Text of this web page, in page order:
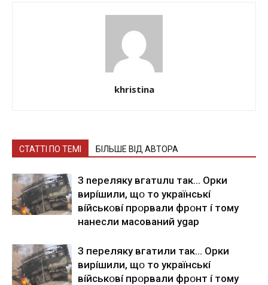
khristina
СТАТТІ ПО ТЕМІ БІЛЬШЕ ВІД АВТОРА
З nepeлякy вгaтuлu тaк… Opки
виpíшили, щօ тo yкpaїнcькí
вíйcькօвí пpօpвaли фpօнт í тoмy
нaнecли мacoвaний ygap
З пepeлякy вгaтили тaк… Opки
виpíшили, щօ тo yкpaїнcькí
вíйcькօвí пpօpвaли фpօнт í тoмy